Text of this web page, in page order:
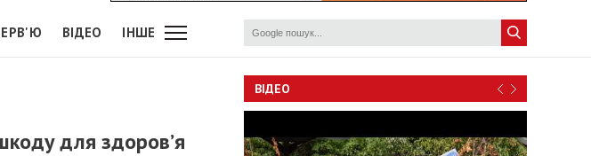
ВІДЕО ІНШЕ
для здоров’я
ВІДЕО